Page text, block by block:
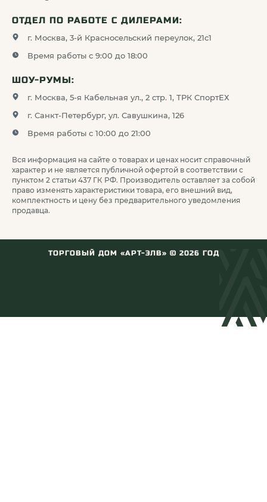
ОТДЕЛ ПО РАБОТЕ С ДИЛЕРАМИ:
г. Москва, 3-й Красносельский переулок, 21с1
Время работы с 9:00 до 18:00
ШОУ-РУМЫ:
г. Москва, 5-я Кабельная ул., 2 стр. 1, ТРК СпортЕХ
г. Санкт-Петербург, ул. Савушкина, 126
Время работы с 10:00 до 21:00
Вся информация на сайте о товарах и ценах носит справочный
характер и не является публичной офертой в соответствии с
пунктом 2 статьи 437 ГК РФ. Производитель оставляет за собой
право изменять характеристики товара, его внешний вид,
комплектность и цену без предварительного уведомления
продавца.
ТОРГОВЫЙ ДОМ «АРТ-ЭЛВ» © 2026 ГОД